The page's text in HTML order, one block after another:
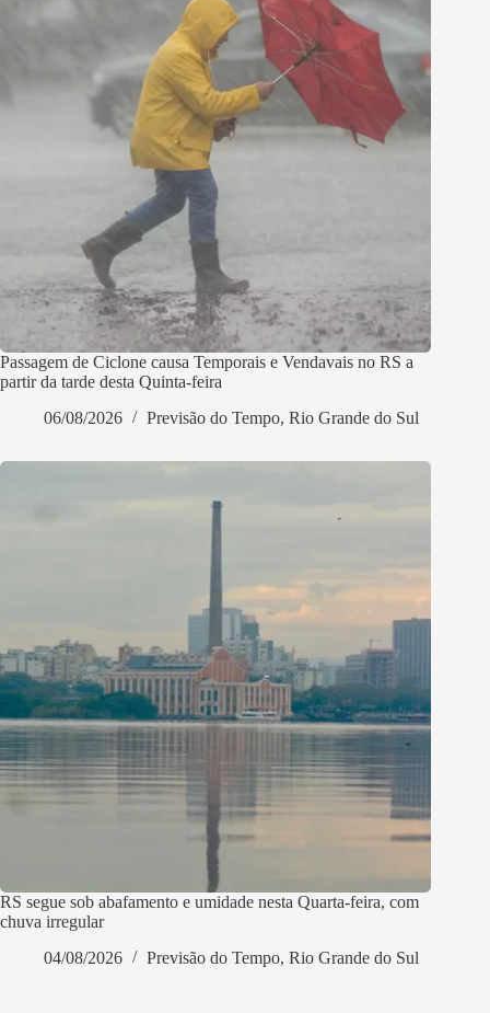
Passagem de Ciclone causa Temporais e Vendavais no RS a
partir da tarde desta Quinta-feira
06/08/2026
Previsão do Tempo, Rio Grande do Sul
RS segue sob abafamento e umidade nesta Quarta-feira, com
chuva irregular
04/08/2026
Previsão do Tempo, Rio Grande do Sul